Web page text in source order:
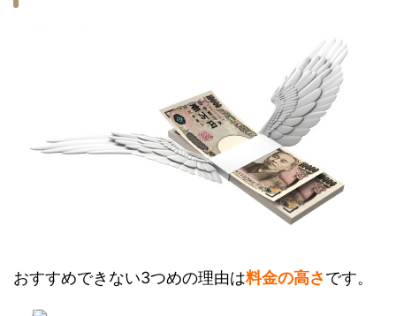
おすすめできない3つめの理由は料金の高さです。